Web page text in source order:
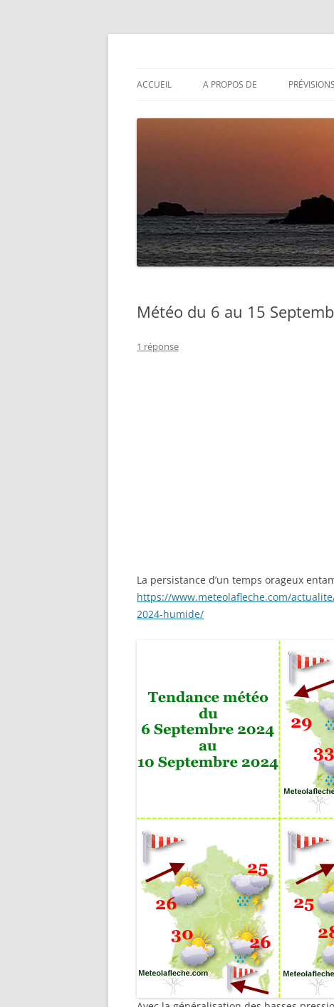
Aller
ACCUEIL A PROPOS DE
Météo du 6 au 15
1 réponse
La persistance d’un temps orageux
https://www.meteolafleche.com/
2024-humide/